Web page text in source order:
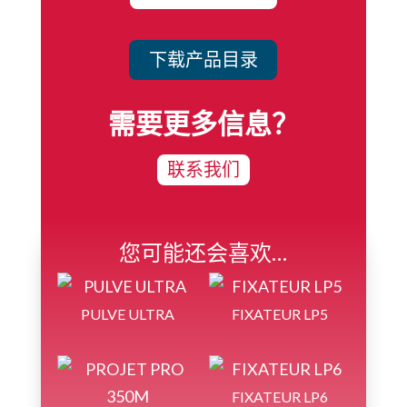
下载产品目录
需要更多信息？
联系我们
您可能还会喜欢…
PULVE ULTRA FIXATEUR LP5
FIXATEUR LP6